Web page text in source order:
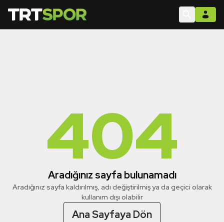
404
Aradığınız sayfa bulunamadı
Aradığınız sayfa kaldırılmış, adı değiştirilmiş ya da geçici olarak
kullanım dışı olabilir
Ana Sayfaya Dön